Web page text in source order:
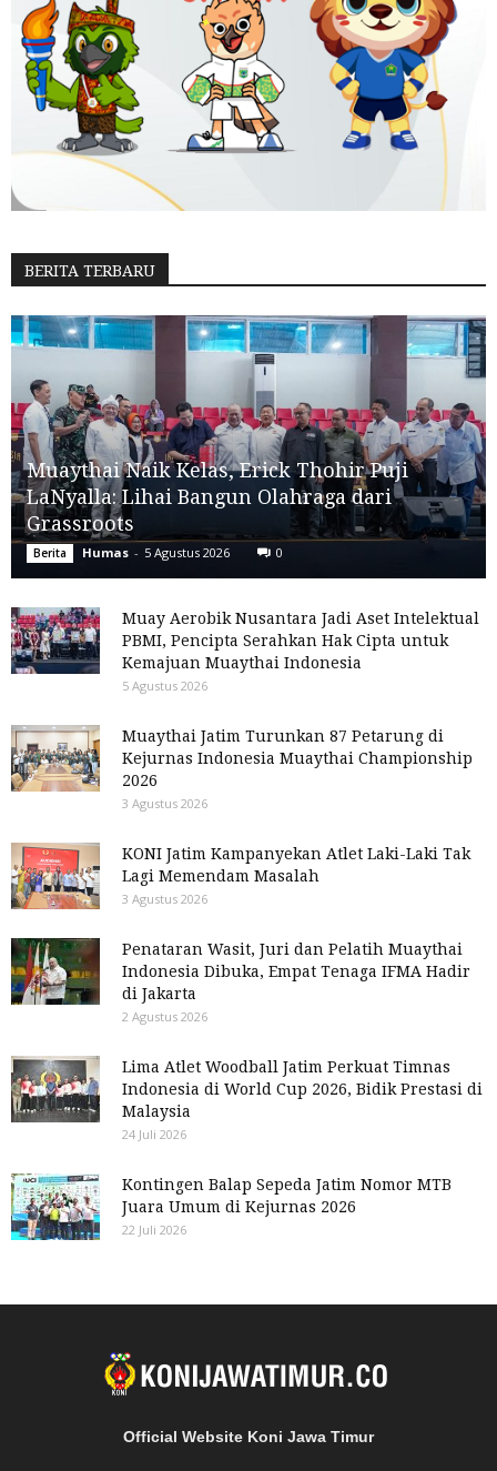
BERITA TERBARU
Muaythai Naik Kelas, Erick Thohir Puji
LaNyalla: Lihai Bangun Olahraga dari
Grassroots
Berita Humas - 5 Agustus 2026 0
Muay Aerobik Nusantara Jadi Aset Intelektual
PBMI, Pencipta Serahkan Hak Cipta untuk
Kemajuan Muaythai Indonesia
5 Agustus 2026
Muaythai Jatim Turunkan 87 Petarung di
Kejurnas Indonesia Muaythai Championship
2026
3 Agustus 2026
KONI Jatim Kampanyekan Atlet Laki-Laki Tak
Lagi Memendam Masalah
3 Agustus 2026
Penataran Wasit, Juri dan Pelatih Muaythai
Indonesia Dibuka, Empat Tenaga IFMA Hadir
di Jakarta
2 Agustus 2026
Lima Atlet Woodball Jatim Perkuat Timnas
Indonesia di World Cup 2026, Bidik Prestasi di
Malaysia
24 Juli 2026
Kontingen Balap Sepeda Jatim Nomor MTB
Juara Umum di Kejurnas 2026
22 Juli 2026
Official Website Koni Jawa Timur